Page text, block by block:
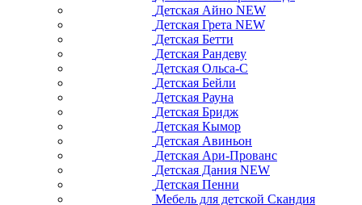
Детская Айно NEW
Детская Грета NEW
Детская Бетти
Детская Рандеву
Детская Ольса-С
Детская Бейли
Детская Рауна
Детская Бридж
Детская Кымор
Детская Авиньон
Детская Ари-Прованс
Детская Дания NEW
Детская Пенни
Мебель для детской Скандия